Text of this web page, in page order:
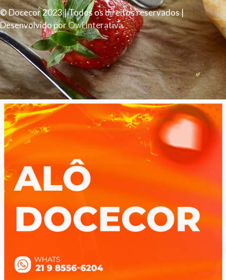
© Docecor 2023 | Todos os direitos reservados |
Desenvolvido porOwl Interativa